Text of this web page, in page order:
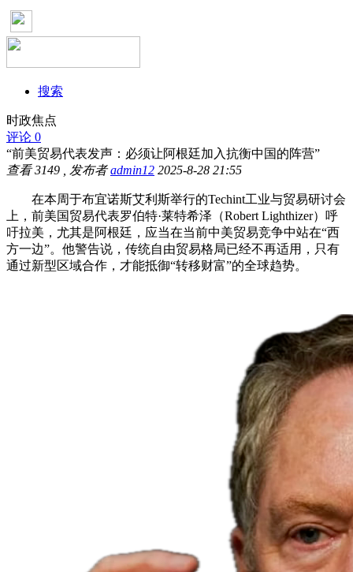
搜索
时政焦点
评论 0
“前美贸易代表发声：必须让阿根廷加入抗衡中国的阵营”
查看3149 , 发布者admin12 2025-8-28 21:55
在本周于布宜诺斯艾利斯举行的Techint工业与贸易研讨会
上，前美国贸易代表罗伯特·莱特希泽（Robert Lighthizer）呼
吁拉美，尤其是阿根廷，应当在当前中美贸易竞争中站在“西
方一边”。他警告说，传统自由贸易格局已经不再适用，只有
通过新型区域合作，才能抵御“转移财富”的全球趋势。